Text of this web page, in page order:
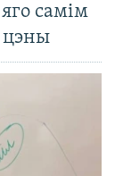
самім
цэны